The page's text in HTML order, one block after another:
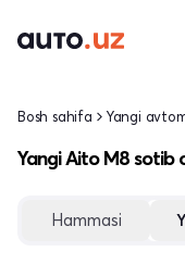
Bosh sahifa Yangi
Yangi Aito M8 sotib
Hammasi